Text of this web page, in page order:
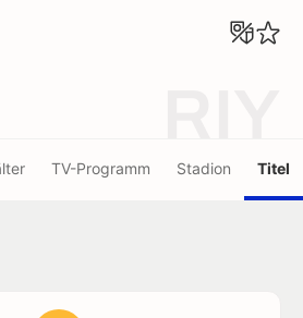
TV-Programm Stadion Titel